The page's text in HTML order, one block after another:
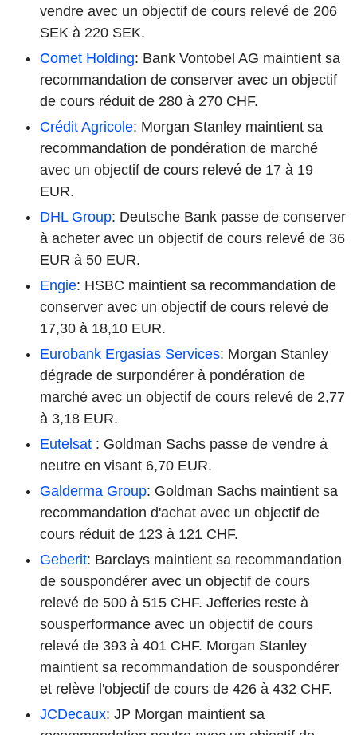
vendre avec un objectif de cours relevé de 206
SEK à 220 SEK.
Comet Holding: Bank Vontobel AG maintient sa
recommandation de conserver avec un objectif
de cours réduit de 280 à 270 CHF.
Crédit Agricole: Morgan Stanley maintient sa
recommandation de pondération de marché
avec un objectif de cours relevé de 17 à 19
EUR.
DHL Group: Deutsche Bank passe de conserver
à acheter avec un objectif de cours relevé de 36
EUR à 50 EUR.
Engie: HSBC maintient sa recommandation de
conserver avec un objectif de cours relevé de
17,30 à 18,10 EUR.
Eurobank Ergasias Services: Morgan Stanley
dégrade de surpondérer à pondération de
marché avec un objectif de cours relevé de 2,77
à 3,18 EUR.
Eutelsat : Goldman Sachs passe de vendre à
neutre en visant 6,70 EUR.
Galderma Group: Goldman Sachs maintient sa
recommandation d'achat avec un objectif de
cours réduit de 123 à 121 CHF.
Geberit: Barclays maintient sa recommandation
de souspondérer avec un objectif de cours
relevé de 500 à 515 CHF. Jefferies reste à
sousperformance avec un objectif de cours
relevé de 393 à 401 CHF. Morgan Stanley
maintient sa recommandation de souspondérer
et relève l'objectif de cours de 426 à 432 CHF.
JCDecaux: JP Morgan maintient sa